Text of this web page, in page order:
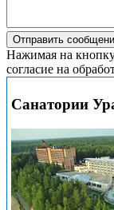
Нажимая на
согласие на
Санатории